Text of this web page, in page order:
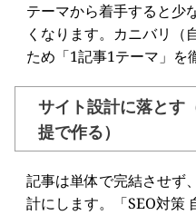
テーマから着手すると少
くなります。カニバリ（
ため「1記事1テーマ」を
サイト設計に落とす
提で作る）
記事は単体で完結させず
計にします。「SEO対策